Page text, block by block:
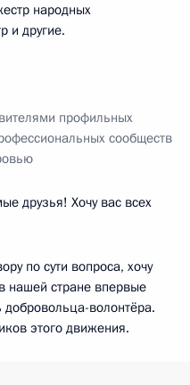
народных
и другие.
профильных
сообществ
друзья! Хочу вас всех
по сути вопроса, хочу
нашей стране впервые
волонтёра.
этого движения.